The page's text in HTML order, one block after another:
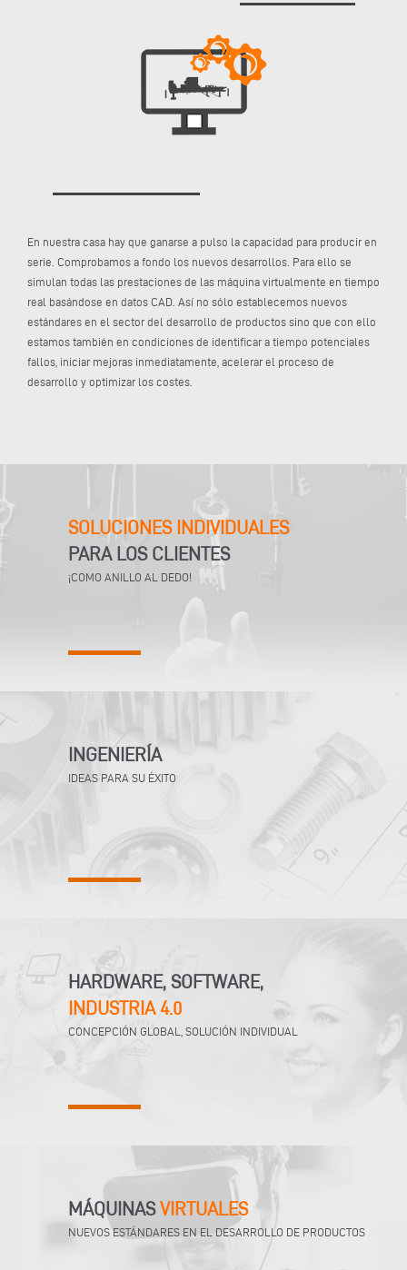
En nuestra casa hay que ganarse a pulso la capacidad para producir en
serie. Comprobamos a fondo los nuevos desarrollos. Para ello se
simulan todas las prestaciones de las máquina virtualmente en tiempo
real basándose en datos CAD. Así no sólo establecemos nuevos
estándares en el sector del desarrollo de productos sino que con ello
estamos también en condiciones de identificar a tiempo potenciales
fallos, iniciar mejoras inmediatamente, acelerar el proceso de
desarrollo y optimizar los costes.
SOLUCIONES INDIVIDUALES
PARA LOS CLIENTES
¡COMO ANILLO AL DEDO!
INGENIERÍA
IDEAS PARA SU ÉXITO
HARDWARE, SOFTWARE,
INDUSTRIA 4.0
CONCEPCIÓN GLOBAL, SOLUCIÓN INDIVIDUAL
MÁQUINASVIRTUALES
NUEVOS ESTÁNDARES EN EL DESARROLLO DE PRODUCTOS